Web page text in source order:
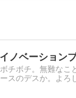
ノベーション
チボチ。無難なこ
スのデスか。よろ